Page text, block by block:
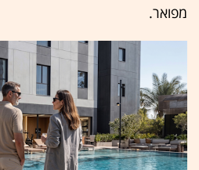
מפואר.